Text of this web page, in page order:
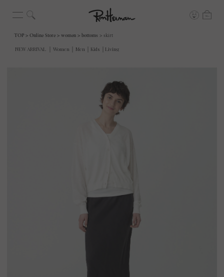
TOP Online Store women bottoms skirt